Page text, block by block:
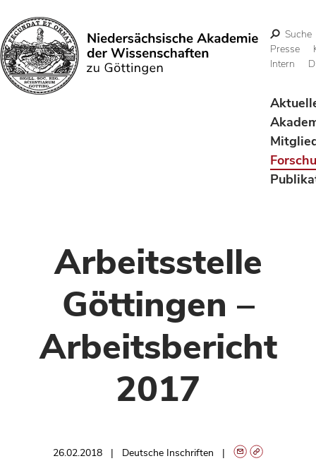
Suchen
Suche
Presse
Intern
Arbeitsstelle
Göttingen –
Arbeitsbericht
2017
26.02.2018 Deutsche Inschriften